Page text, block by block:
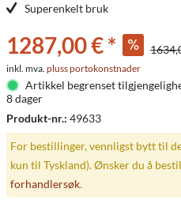
Superenkelt bruk
1287,00 € *
inkl. mva. pluss portokonstnader
Artikkel begrenset
8 dager
Produkt-nr.: 49633
For bestillinger, vennligst bytt til
kun til Tyskland). Ønsker du å
forhandlersøk.